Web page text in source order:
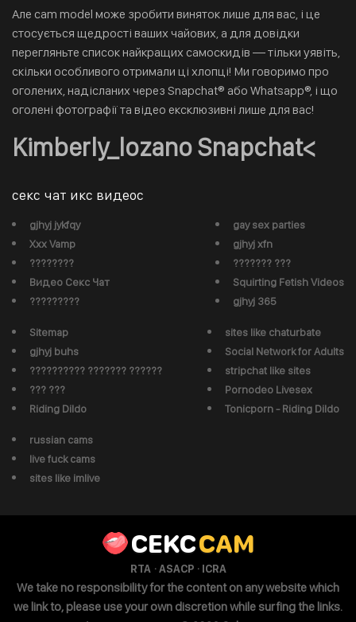
Але cam model може зробити виняток лише для вас, і це
стосується щедрості ваших чайових, а для довідки
перегляньте список найкращих самоскидів — тільки уявіть,
скільки особливого отримали ці хлопці! Ми говоримо про
оголених, надісланих через Snapchat® або Whatsapp®, і що
оголені фотографії та відео ексклюзивні лише для вас!
Kimberly_lozano Snapchat<
секс чат икс видеос
gjhyj jykfqy
Xxx Vamp
????????
Видео Секс Чат
?????????
gay sex parties
gjhyj xfn
??????? ???
Squirting Fetish Videos
gjhyj 365
Sitemap
gjhyj buhs
?????????? ??????? ??????
??? ???
Riding Dildo
sites like chaturbate
Social Network for Adults
stripchat like sites
Pornodeo Livesex
Tonicporn - Riding Dildo
russian cams
live fuck cams
sites like imlive
CEKCCAM
RTA·ASACP· ICRA
We take no responsibility for the content on any website which
we link to, please use your own discretion while surfing the links.